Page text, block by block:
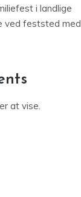
i landlige
ved feststed med
at vise.